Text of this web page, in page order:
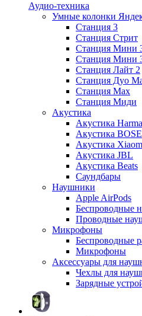
Аудио-техника
Умные колонки
Станция 3
Станция Стрит
Станция Мини
Станция Мини
Станция Лайт 2
Станция Дуо
Станция Max
Станция Миди
Акустика
Акустика
Акустика BOSE
Акустика
Акустика JBL
Акустика Beats
Саундбары
Наушники
Apple AirPods
Беспроводные
Проводные
Микрофоны
Беспроводные
Микрофоны
Аксессуары для
Чехлы для
Зарядные